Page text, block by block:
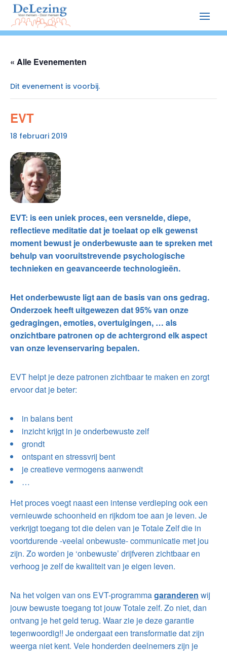
« Alle Evenementen
Dit evenement is voorbij.
EVT
18 februari 2019
EVT: is een uniek proces, een versnelde, diepe,
reflectieve meditatie dat je toelaat op elk gewenst
moment bewust je onderbewuste aan te spreken met
behulp van vooruitstrevende psychologische
technieken en geavanceerde technologieën.
Het onderbewuste ligt aan de basis van ons gedrag.
Onderzoek heeft uitgewezen dat 95% van onze
gedragingen, emoties, overtuigingen, … als
onzichtbare patronen op de achtergrond elk aspect
van onze levenservaring bepalen.
EVT helpt je deze patronen zichtbaar te maken en zorgt
ervoor dat je beter:
in balans bent
inzicht krijgt in je onderbewuste zelf
grondt
ontspant en stressvrij bent
je creatieve vermogens aanwendt
…
Het proces voegt naast een intense verdieping ook een
vernieuwde schoonheid en rijkdom toe aan je leven. Je
verkrijgt toegang tot die delen van je Totale Zelf die in
voortdurende -veelal onbewuste- communicatie met jou
zijn. Zo worden je ‘onbewuste’ drijfveren zichtbaar en
verhoog je zelf de kwaliteit van je eigen leven.
Na het volgen van ons EVT-programmagaranderen wij
jouw bewuste toegang tot jouw Totale zelf. Zo niet, dan
ontvang je het geld terug. Waar zie je deze garantie
tegenwoordig!! Je ondergaat een transformatie dat zijn
weerga niet kent. Vele honderden deelnemers zijn je